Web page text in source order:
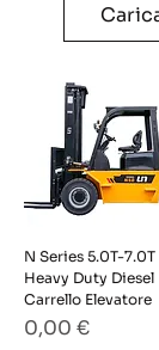
N Series 5.0T-7.0T
Heavy Duty Diesel
Carrello Elevatore
Prezzo
0,00 €